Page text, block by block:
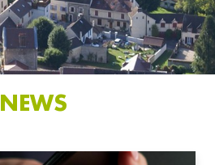
NEWS